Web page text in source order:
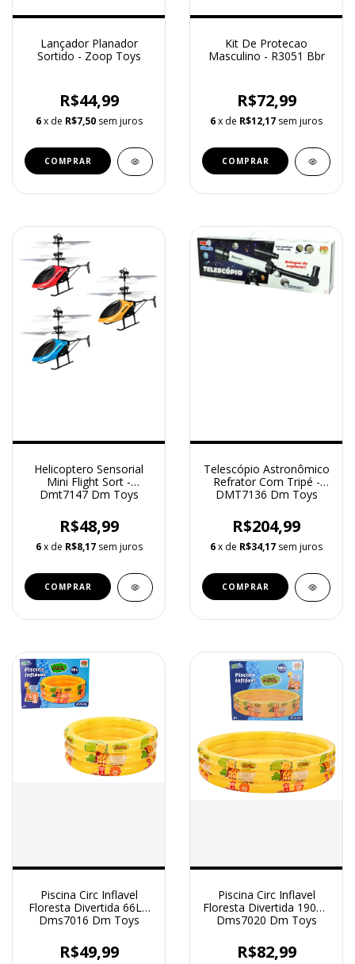
Lançador Planador
Sortido - Zoop Toys
R$44,99
6 x de R$7,50 sem juros
Kit De Protecao
Masculino - R3051 Bbr
R$72,99
6x de R$12,17 sem juros
Helicoptero Sensorial
Mini Flight Sort -
Dmt7147 Dm Toys
R$48,99
6 x de R$8,17 sem juros
Telescópio Astronômico
Refrator Com Tripé -
DMT7136 Dm Toys
R$204,99
6x de R$34,17 sem juros
Piscina Circ Inflavel
Floresta Divertida 66L -
Dms7016 Dm Toys
R$49,99
Piscina Circ Inflavel
Floresta Divertida 190L -
Dms7020 Dm Toys
R$82,99